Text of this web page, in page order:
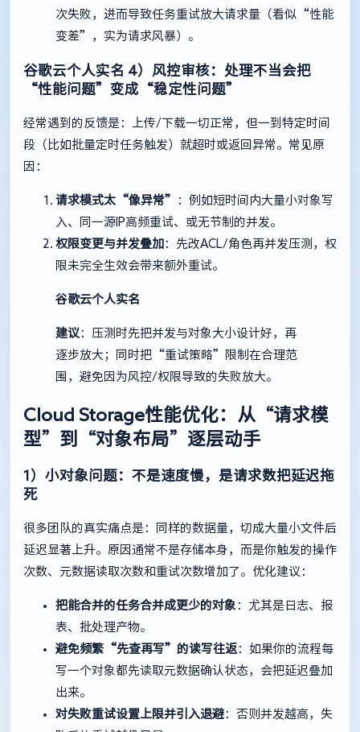
次失败，进而导致任务重试放大请求量（看似“性能
变差”，实为请求风暴）。
谷歌云个人实名 4）风控审核：处理不当会把
“性能问题”变成“稳定性问题”
经常遇到的反馈是：上传/下载一切正常，但一到特定时间
段（比如批量定时任务触发）就超时或返回异常。常见原
因：
请求模式太“像异常”
：例如短时间内大量小对象写
入、同一源IP高频重试、或无节制的并发。
权限变更与并发叠加 ：先改ACL/角色再并发压测，权
限未完全生效会带来额外重试。
谷歌云个人实名
建议 ：压测时先把并发与对象大小设计好，再
逐步放大；同时把“重试策略”限制在合理范
围，避免因为风控/权限导致的失败放大。
Cloud Storage性能优化：从“请求模
型”到“对象布局”逐层动手
1）小对象问题：不是速度慢，是请求数把延迟拖
死
很多团队的真实痛点是：同样的数据量，切成大量小文件后
延迟显著上升。原因通常不是存储本身，而是你触发的操作
次数、元数据读取次数和重试次数增加了。优化建议：
把能合并的任务合并成更少的对象 ：尤其是日志、报
表、批处理产物。
避免频繁“先查再写”的读写往返 ：如果你的流程每
写一个对象都先读取元数据确认状态，会把延迟叠加
出来。
对失败重试设置上限并引入退避 ：否则并发越高，失